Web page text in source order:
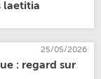
laetitia
25/05/2026
: regard sur